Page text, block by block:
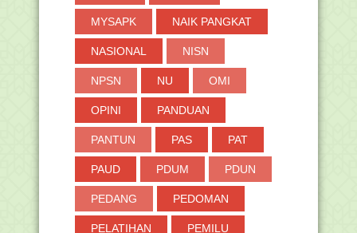
MYSAPK NAIK PANGKAT
NASIONAL NISN
NPSN NU OMI
OPINI PANDUAN
PANTUN PAS PAT
PAUD PDUM PDUN
PEDANG PEDOMAN
PELATIHAN PEMILU